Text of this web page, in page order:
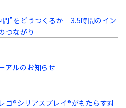
間”をどうつくるか 3.5時間のイン
つながり
アルのお知らせ
ゴ®シリアスプレイ®がもたらす対